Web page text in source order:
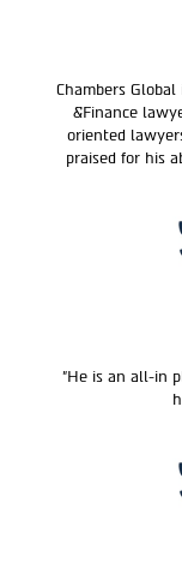
Chambers
&Finance
oriented
praised for his
"He is an all-in